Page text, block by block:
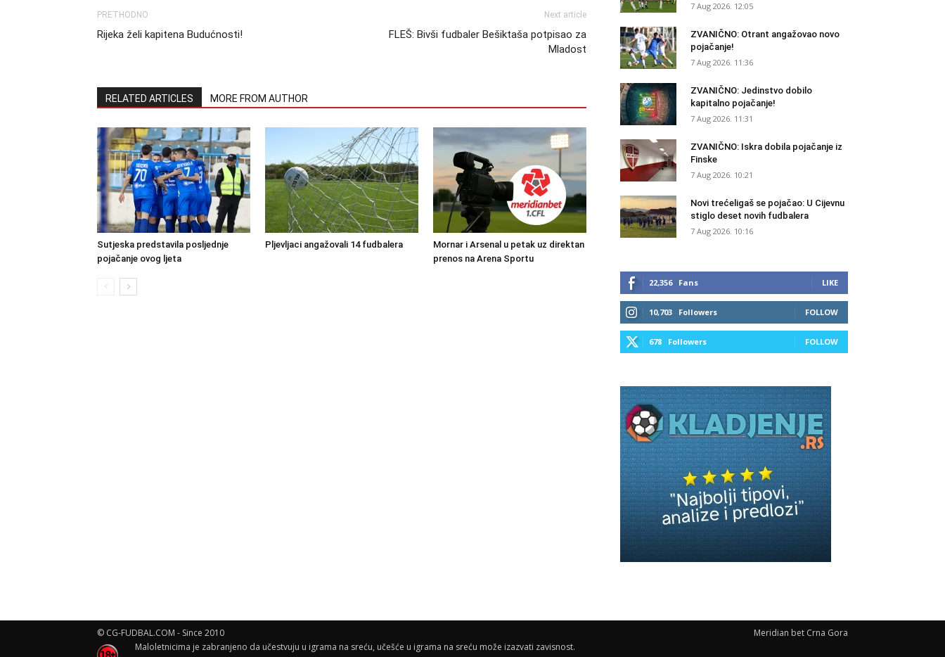
PRETHODNO
Rijeka želi kapitena Budućnosti!
Next article
FLEŠ: Bivši fudbaler Bešiktaša potpisao za
Mladost
RELATED ARTICLES MORE FROM AUTHOR
Sutjeska predstavila posljednje
pojačanje ovog ljeta
Pljevljaci angažovali 14 fudbalera
Mornar i Arsenal u petak uz direktan
prenos na Arena Sportu
7 Aug 2026. 12:05
ZVANIČNO: Otrant angažovao novo
pojačanje!
7 Aug 2026. 11:36
ZVANIČNO: Jedinstvo dobilo
kapitalno pojačanje!
7 Aug 2026. 11:31
ZVANIČNO: Iskra dobila pojačanje iz
Finske
7 Aug 2026. 10:21
Novi trećeligaš se pojačao: U Cijevnu
stiglo deset novih fudbalera
7 Aug 2026. 10:16
22,356 Fans LIKE
10,703 Followers FOLLOW
678 Followers FOLLOW
Meridian bet Crna Gora
© CG-FUDBAL.COM - Since 2010
Maloletnicima je zabranjeno da učestvuju u igrama na sreću, učešće u igrama na sreću može izazvati zavisnost.